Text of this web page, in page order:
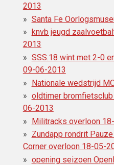
2013
Santa Fe
knvb jeugd
2013
SSS.18 wint met 2-0
09-06-2013
Nationale wedstrijd
oldtimer
06-2013
Militracks overloon
Zundapp rondrit
Corner overloon 18-05-
opening seizoen